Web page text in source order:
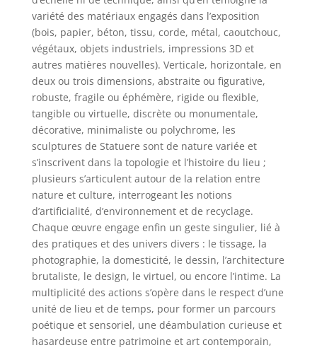
variété des matériaux engagés dans l’exposition
(bois, papier, béton, tissu, corde, métal, caoutchouc,
végétaux, objets industriels, impressions 3D et
autres matières nouvelles). Verticale, horizontale, en
deux ou trois dimensions, abstraite ou figurative,
robuste, fragile ou éphémère, rigide ou flexible,
tangible ou virtuelle, discrète ou monumentale,
décorative, minimaliste ou polychrome, les
sculptures de Statuere sont de nature variée et
s’inscrivent dans la topologie et l’histoire du lieu ;
plusieurs s’articulent autour de la relation entre
nature et culture, interrogeant les notions
d’artificialité, d’environnement et de recyclage.
Chaque œuvre engage enfin un geste singulier, lié à
des pratiques et des univers divers : le tissage, la
photographie, la domesticité, le dessin, l’architecture
brutaliste, le design, le virtuel, ou encore l’intime. La
multiplicité des actions s’opère dans le respect d’une
unité de lieu et de temps, pour former un parcours
poétique et sensoriel, une déambulation curieuse et
hasardeuse entre patrimoine et art contemporain,